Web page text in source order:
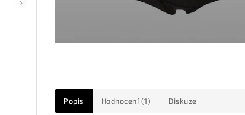
Popis Hodnocení (1) Diskuze